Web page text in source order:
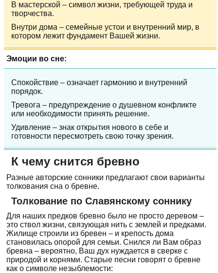
В мастерской – символ жизни, требующей труда и
творчества.
Внутри дома – семейные устои и внутренний мир, в
котором лежит фундамент Вашей жизни.
Эмоции во сне:
Спокойствие – означает гармонию и внутренний
порядок.
Тревога – предупреждение о душевном конфликте
или необходимости принять решение.
Удивление – знак открытия нового в себе и
готовности пересмотреть свою точку зрения.
К чему снится бревно
Разные авторские сонники предлагают свои варианты
толкования сна о бревне.
Толкование по Славянскому соннику
Для наших предков бревно было не просто деревом –
это ствол жизни, связующая нить с землей и предками.
Жилище строили из бревен – и крепость дома
становилась опорой для семьи. Снился ли Вам образ
бревна – вероятно, Ваш дух нуждается в сверке с
природой и корнями. Старые песни говорят о бревне
как о символе незыблемости: